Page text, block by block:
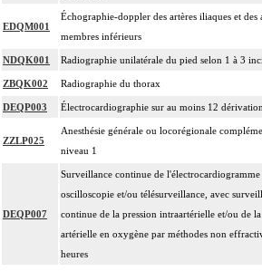
EDQM001
Échographie-doppler des artères iliaques et des
membres inférieurs
NDQK001 Radiographie unilatérale du pied selon 1 à 3
ZBQK002 Radiographie du thorax
DEQP003 Électrocardiographie sur au moins 12
ZZLP025
Anesthésie générale ou locorégionale
niveau 1
DEQP007
Surveillance continue de l'électrocardiogramme
oscilloscopie et/ou télésurveillance, avec
continue de la pression intraartérielle et/ou de
artérielle en oxygène par méthodes non
heures